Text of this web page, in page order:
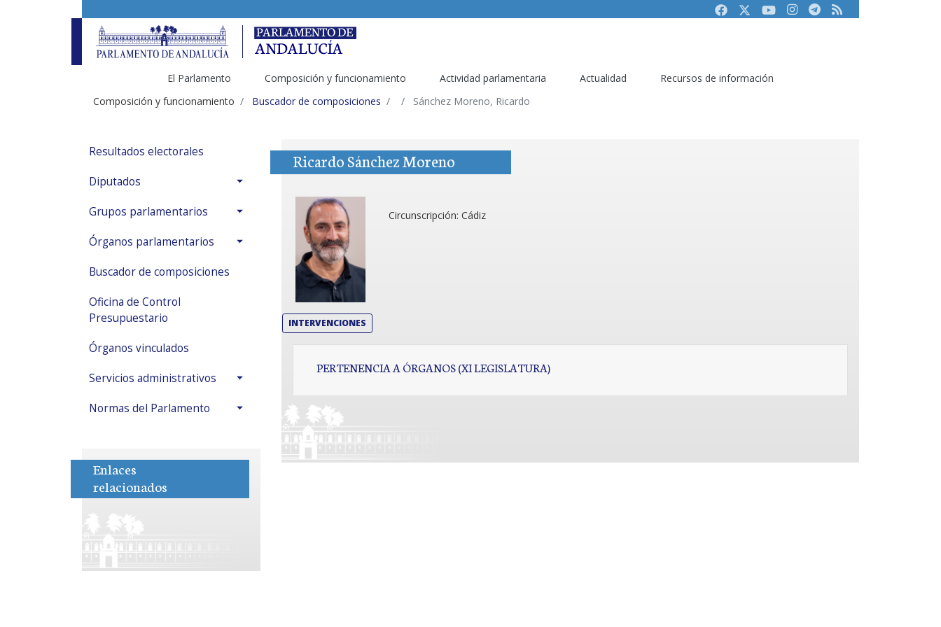
FacebookTwitterYoutubeInstagram
Telegram
RSS
El Parlamento Composición y funcionamiento Actividad parlamentaria Actualidad
Recursos de información
Composición y funcionamiento
Buscador de composiciones Sánchez Moreno, Ricardo
Resultados electorales
Diputados
Grupos parlamentarios
Órganos parlamentarios
Buscador de composiciones
Oficina de Control
Presupuestario
Órganos vinculados
Servicios administrativos
Normas del Parlamento
Enlaces
relacionados
Ricardo Sánchez Moreno
Circunscripción: Cádiz
INTERVENCIONES
PERTENENCIA A ÓRGANOS (XI LEGISLATURA)